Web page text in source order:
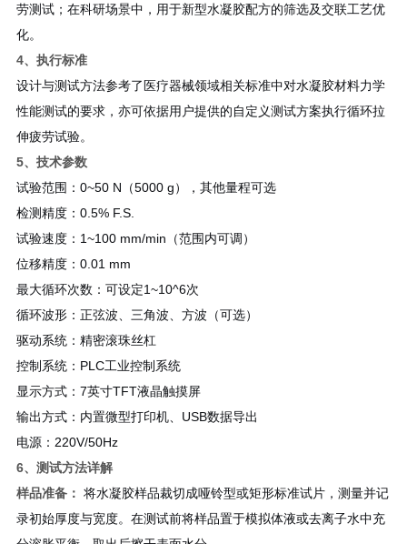
劳测试；在科研场景中，用于新型水凝胶配方的筛选及交联工艺优
化。
4、执行标准
设计与测试方法参考了医疗器械领域相关标准中对水凝胶材料力学
性能测试的要求，亦可依据用户提供的自定义测试方案执行循环拉
伸疲劳试验。
5、技术参数
试验范围：0~50 N（5000 g），其他量程可选
检测精度：0.5% F.S.
试验速度：1~100 mm/min（范围内可调）
位移精度：0.01 mm
最大循环次数：可设定1~10^6次
循环波形：正弦波、三角波、方波（可选）
驱动系统：精密滚珠丝杠
控制系统：PLC工业控制系统
显示方式：7英寸TFT液晶触摸屏
输出方式：内置微型打印机、USB数据导出
电源：220V/50Hz
6、测试方法详解
样品准备： 将水凝胶样品裁切成哑铃型或矩形标准试片，测量并记
录初始厚度与宽度。在测试前将样品置于模拟体液或去离子水中充